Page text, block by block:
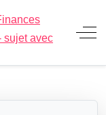
Off-